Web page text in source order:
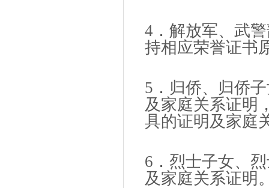
4．解放军、武
持相应荣誉证书
5．归侨、归侨
及家庭关系证明
具的证明及家庭
6．烈士子女、
及家庭关系证明